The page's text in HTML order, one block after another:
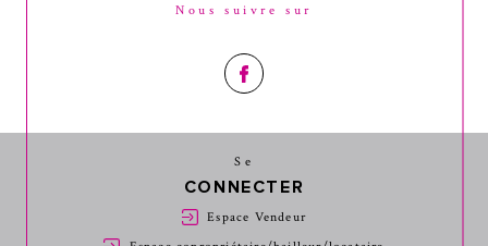
Nous suivre sur
Se
CONNECTER
Espace Vendeur